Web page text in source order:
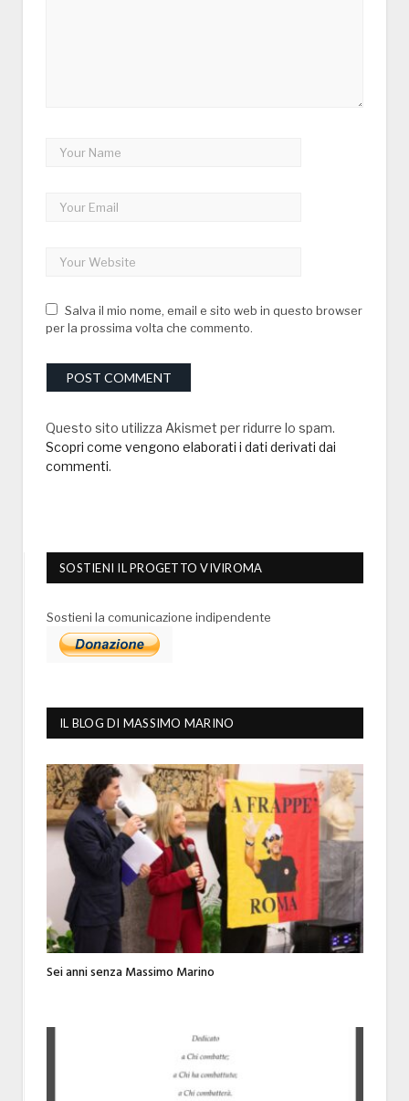
Salva il mio nome, email e sito web in questo browser
per la prossima volta che commento.
Questo sito utilizza Akismet per ridurre lo spam.
Scopri come vengono elaborati i dati derivati dai
commenti.
SOSTIENI IL PROGETTO VIVIROMA
Sostieni la comunicazione indipendente
IL BLOG DI MASSIMO MARINO
Sei anni senza Massimo Marino